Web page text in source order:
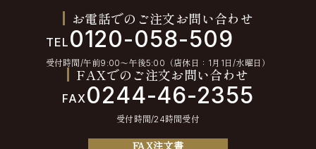
お電話でのご注文お問い合わせ
TEL 0120-058-509
受付時間/午前9:00〜午後5:00（店休日：1月1日/水曜日）
FAXでのご注文お問い合わせ
FAX0244-46-2355
受付時間/24時間受付
FAX注文書